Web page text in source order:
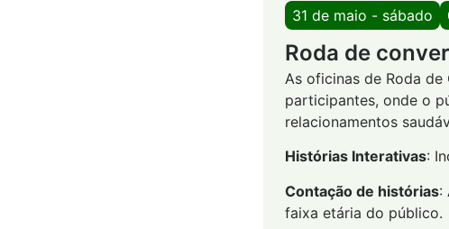
31 de maio - sábado
Roda de
As oficinas de Roda
participantes, onde o
relacionamentos
Histórias Interativas:
Contação de histórias:
faixa etária do público.